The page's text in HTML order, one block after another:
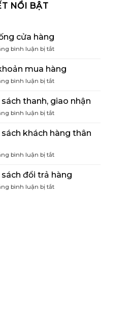
NỔI BẬT
cửa hàng
bình luận bị tắtở
thống
cửa
hàng
mua hàng
bình luận bị tắtở
khoản
mua
hàng
sách thanh, giao nhận
bình luận bị tắtở
sách
thanh,
nhận
sách khách hàng thân
bình luận bị tắtở
sách
khách
hàng
sách đổi trả hàng
bình luận bị tắtở